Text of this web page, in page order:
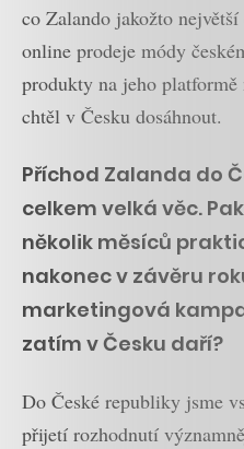
co Zalando jakožto
online prodeje módy
produkty na jeho platformě
chtěl v Česku dosáhnout.
Příchod Zalanda do
celkem velká věc.
několik měsíců
nakonec v závěru
marketingová
zatím v Česku daří?
Do České republiky jsme
přijetí rozhodnutí